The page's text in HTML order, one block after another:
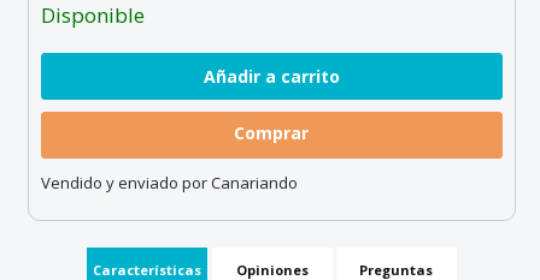
Disponible
Comprar
Vendido y enviado por Canariando
Características Opiniones Preguntas